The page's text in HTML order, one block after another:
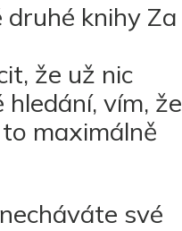
knihy Za
že už nic
vím, že
maximálně
své